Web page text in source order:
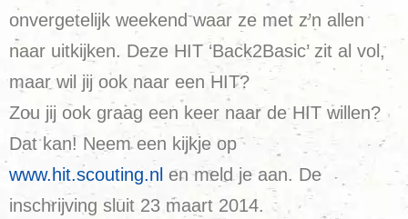
onvergetelijk weekend waar ze met z’n allen
naar uitkijken. Deze HIT ‘Back2Basic’ zit al vol,
maar wil jij ook naar een HIT?
Zou jij ook graag een keer naar de HIT willen?
Dat kan! Neem een kijkje op
www.hit.scouting.nl en meld je aan. De
inschrijving sluit 23 maart 2014.